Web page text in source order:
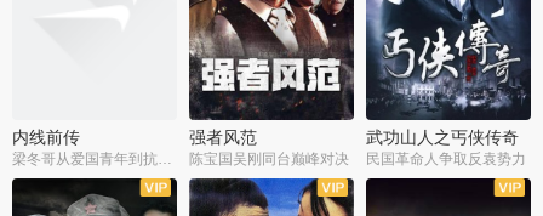
内线前传 强者风范
陈宝国吴刚同台巅峰对决
武功山人之丐侠传奇
民国革命人争取反袁势力
全38集
全9集 全35集